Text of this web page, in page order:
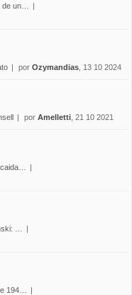
de un…
por Ozymandias , 13 10 2024
por Amelletti , 21 10 2021
…
194…